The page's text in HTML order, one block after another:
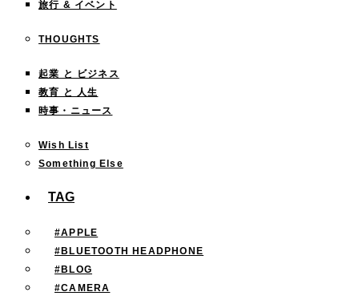
旅行 & イベント
THOUGHTS
起業 と ビジネス
教育 と 人生
時事・ニュース
Wish List
Something Else
TAG
#APPLE
#BLUETOOTH HEADPHONE
#BLOG
#CAMERA